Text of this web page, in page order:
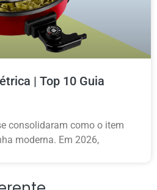
| Top 10 Guia
consolidaram como o item
moderna. Em 2026,